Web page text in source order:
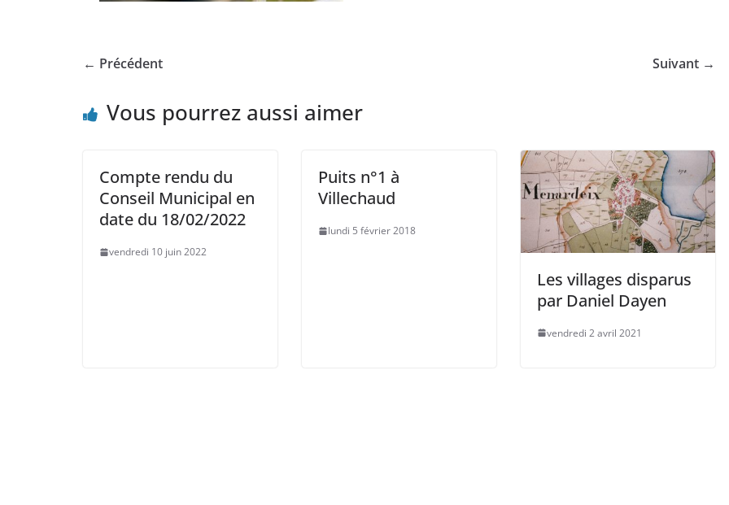
← Précédent Suivant →
Vous pourrez aussi aimer
Compte rendu du
Conseil Municipal en
date du 18/02/2022
vendredi 10 juin 2022
Puits n°1 à
Villechaud
lundi 5 février 2018
Les villages disparus
par Daniel Dayen
vendredi 2 avril 2021